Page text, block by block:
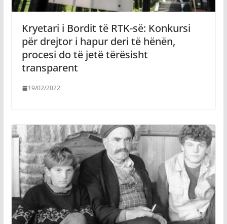
Kryetari i Bordit të RTK-së: Konkursi
për drejtor i hapur deri të hënën,
procesi do të jetë tërësisht
transparent
19/02/2022